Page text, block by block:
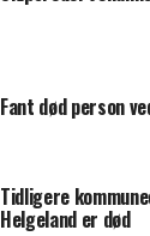
Fant død person
Tidligere
Helgeland er død